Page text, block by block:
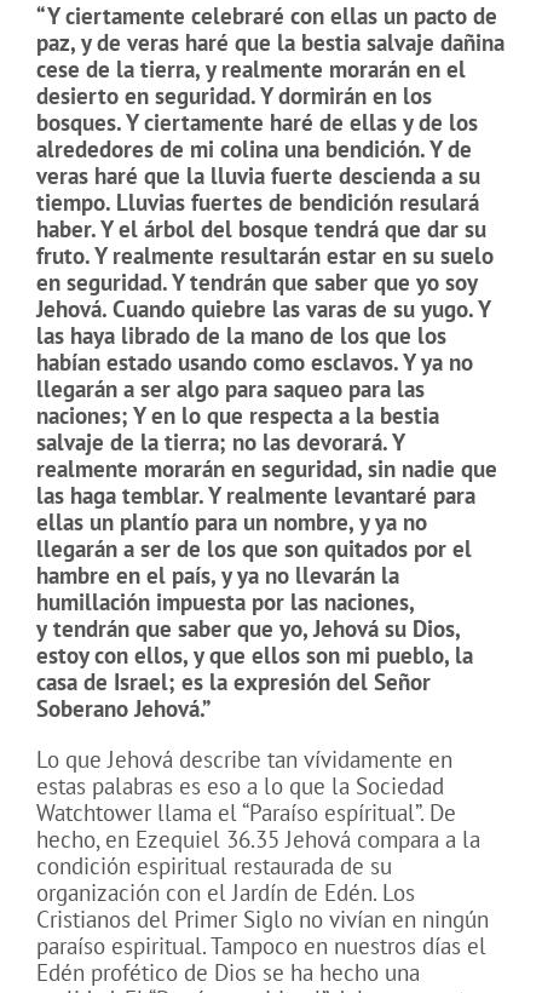
“Y ciertamente celebraré con ellas un pacto de
paz, yde veras haré que la bestia salvaje dañina
cese de la tierra, y realmente morarán en el
desierto en seguridad.Y dormirán en los
bosques.Y ciertamente haré de ellas y de los
alrededores de mi colina una bendición.Y de
veras haré que la lluvia fuerte descienda a su
tiempo. Lluvias fuertes de bendición resulará
haber.Y el árbol del bosque tendrá que dar su
fruto.Y realmente resultarán estar en su suelo
en seguridad.Y tendrán que saber que yo soy
Jehová. Cuando quiebre las varas de su yugo.Y
las haya librado de la mano de los que los
habían estado usando como esclavos.Y ya no
llegarán a ser algo para saqueo para las
naciones; Y en lo que respecta a la bestia
salvaje de la tierra; no las devorará.Y
realmente morarán en seguridad, sin nadie que
las haga temblar.Y realmente levantaré para
ellas un plantío para un nombre, yya no
llegarán a ser de los que son quitados por el
hambre en el país, yya no llevarán la
humillación impuesta por las naciones,
y tendrán que saber que yo, Jehová su Dios,
estoy con ellos, yque ellos son mi pueblo, la
casa de Israel; es la expresión del Señor
Soberano Jehová.”
Lo que Jehová describe tan vívidamente en
estas palabras es eso a lo que la Sociedad
Watchtower llama el “Paraíso espíritual”. De
hecho, en Ezequiel 36.35 Jehová compara a la
condición espiritual restaurada de su
organización con el Jardín de Edén. Los
Cristianos del Primer Siglo no vivían en ningún
paraíso espiritual. Tampoco en nuestros días el
Edén profético de Dios se ha hecho una